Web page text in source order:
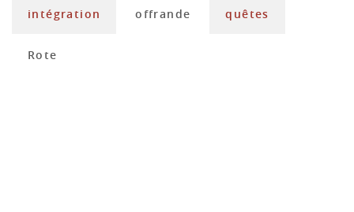
intégration offrande quêtes
Rote